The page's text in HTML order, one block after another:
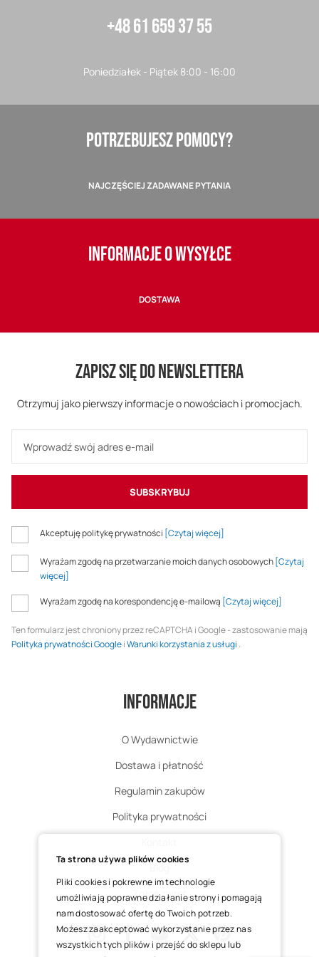
+48 61 659 37 55
Poniedziałek - Piątek 8:00 - 16:00
POTRZEBUJESZ POMOCY?
NAJCZĘŚCIEJ ZADAWANE PYTANIA
INFORMACJE O WYSYŁCE
DOSTAWA
ZAPISZ SIĘ DO NEWSLETTERA
Otrzymuj jako pierwszy informacje o nowościach i promocjach.
SUBSKRYBUJ
Akceptuję politykę prywatności [Czytaj więcej]
Wyrażam zgodę na przetwarzanie moich danych osobowych [Czytaj
więcej]
Wyrażam zgodę na korespondencję e-mailową [Czytaj więcej]
Ten formularz jest chroniony przez reCAPTCHA i Google - zastosowanie mają
Polityka prywatności GoogleiWarunki korzystania z usługi .
Informacje
O Wydawnictwie
Dostawa i płatność
Regulamin zakupów
Polityka prywatności
Zgłoś zwrot
InstagramFacebookYoutube
X Pinterest
Ta strona używa plików cookies
Pliki cookies i pokrewne im technologie
umożliwiają poprawne działanie strony i pomagają
nam dostosować ofertę do Twoich potrzeb.
Możesz zaakceptować wykorzystanie przez nas
wszystkich tych plików i przejść do sklepu lub